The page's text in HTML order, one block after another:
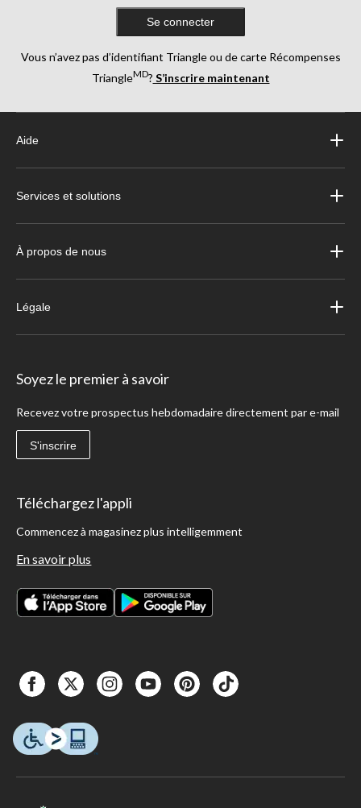
Se connecter
Vous n’avez pas d’identifiant Triangle ou de carte Récompenses
TriangleMD? S’inscrire maintenant
Aide
Services et solutions
À propos de nous
Légale
Soyez le premier à savoir
Recevez votre prospectus hebdomadaire directement par e-mail
S'inscrire
Téléchargez l'appli
Commencez à magasinez plus intelligemment
En savoir plus